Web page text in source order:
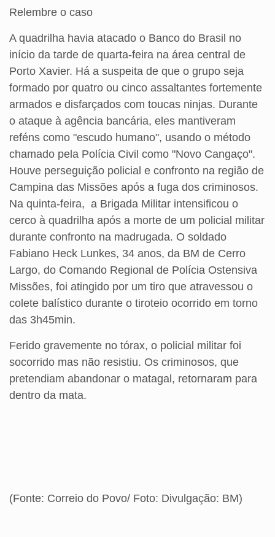
Relembre o caso
A quadrilha havia atacado o Banco do Brasil no
início da tarde de quarta-feira na área central de
Porto Xavier. Há a suspeita de que o grupo seja
formado por quatro ou cinco assaltantes fortemente
armados e disfarçados com toucas ninjas. Durante
o ataque à agência bancária, eles mantiveram
reféns como "escudo humano", usando o método
chamado pela Polícia Civil como "Novo Cangaço".
Houve perseguição policial e confronto na região de
Campina das Missões após a fuga dos criminosos.
Na quinta-feira, a Brigada Militar intensificou o
cerco à quadrilha após a morte de um policial militar
durante confronto na madrugada. O soldado
Fabiano Heck Lunkes, 34 anos, da BM de Cerro
Largo, do Comando Regional de Polícia Ostensiva
Missões, foi atingido por um tiro que atravessou o
colete balístico durante o tiroteio ocorrido em torno
das 3h45min.
Ferido gravemente no tórax, o policial militar foi
socorrido mas não resistiu. Os criminosos, que
pretendiam abandonar o matagal, retornaram para
dentro da mata.
(Fonte: Correio do Povo/ Foto: Divulgação: BM)